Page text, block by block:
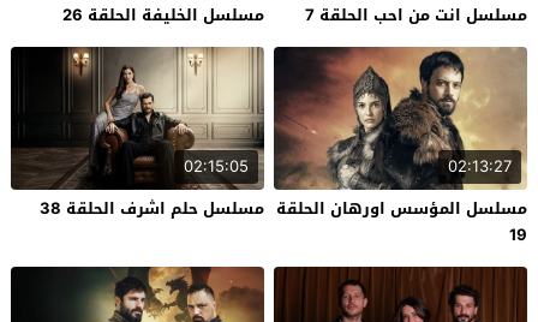
مسلسل انت من احب الحلقة 7
مسلسل الخليفة الحلقة 26
02:13:27
مسلسل المؤسس اورهان الحلقة
19
02:15:05
مسلسل حلم اشرف الحلقة 38